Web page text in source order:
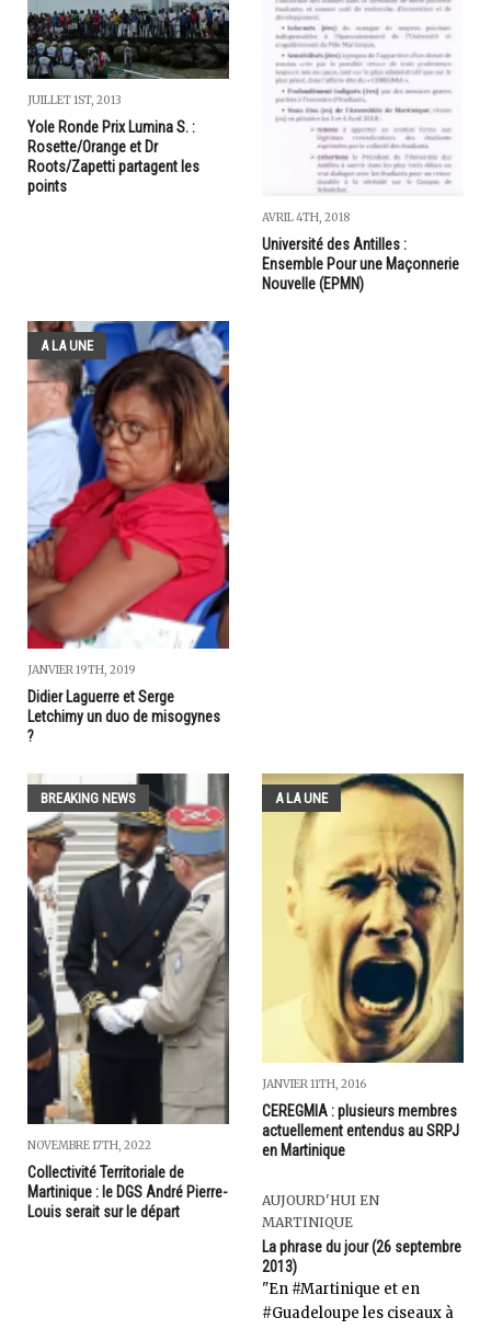
JUILLET 1ST, 2013
Yole Ronde Prix Lumina S. :
Rosette/Orange et Dr
Roots/Zapetti partagent les
points
AVRIL 4TH, 2018
Université des Antilles :
Ensemble Pour une Maçonnerie
Nouvelle (EPMN)
A LA UNE
JANVIER 19TH, 2019
Didier Laguerre et Serge
Letchimy un duo de misogynes
?
BREAKING NEWS
NOVEMBRE 17TH, 2022
Collectivité Territoriale de
Martinique : le DGS André Pierre-
Louis serait sur le départ
A LA UNE
JANVIER 11TH, 2016
CEREGMIA : plusieurs membres
actuellement entendus au SRPJ
en Martinique
AUJOURD'HUI EN
MARTINIQUE
La phrase du jour (26 septembre
2013)
"En #Martinique et en
#Guadeloupe les ciseaux à